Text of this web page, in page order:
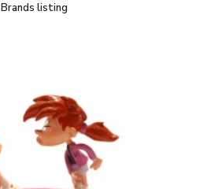
Brands listing